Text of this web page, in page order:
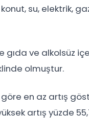
su, elektrik,
gıda ve alkolsüz
olmuştur.
göre en az artış
artış yüzde